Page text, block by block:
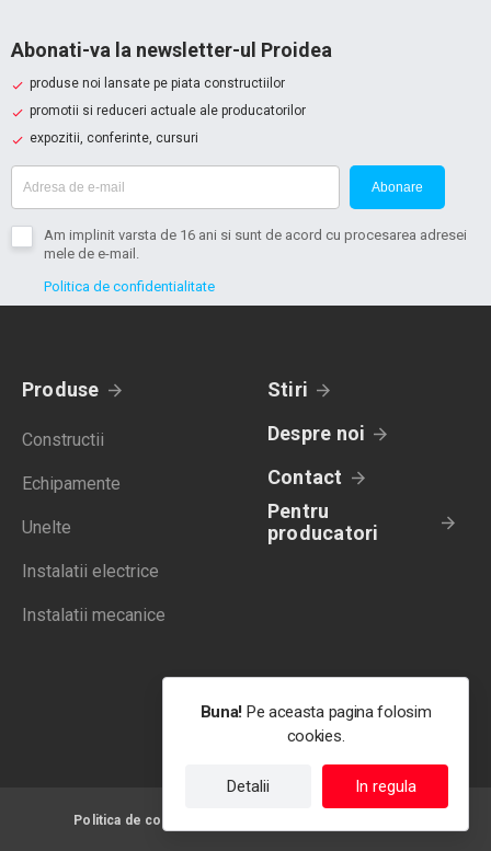
Abonati-va la newsletter-ul Proidea
produse noi lansate pe piata constructiilor
promotii si reduceri actuale ale producatorilor
expozitii, conferinte, cursuri
Abonare
Am implinit varsta de 16 ani si sunt de acord cu procesarea adresei
mele de e-mail.
Politica de confidentialitate
Produse
Constructii
Echipamente
Unelte
Instalatii electrice
Instalatii mecanice
Stiri
Despre noi
Contact
Pentru
producatori
Politica de confidentialitate
Buna! Pe aceasta pagina folosim
cookies.
Detalii In regula